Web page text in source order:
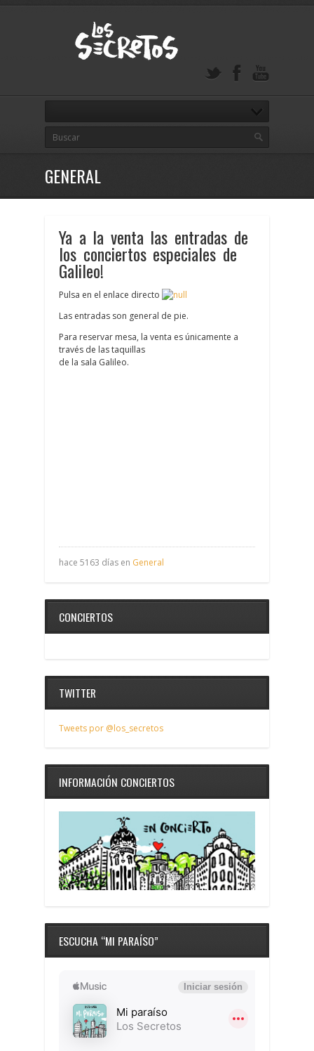
GENERAL
Ya a la venta las entradas de
los conciertos especiales de
Galileo!
Pulsa en el enlace directo
Las entradas son general de pie.
Para reservar mesa, la venta es únicamente a
través de las taquillas
de la sala Galileo.
hace 5163 días en General
CONCIERTOS
TWITTER
Tweets por @los_secretos
INFORMACIÓN CONCIERTOS
ESCUCHA “MI PARAÍSO”